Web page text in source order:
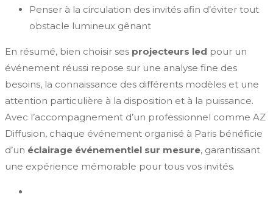
Penser à la circulation des invités afin d’éviter tout
obstacle lumineux gênant
En résumé, bien choisir ses projecteurs led pour un
événement réussi repose sur une analyse fine des
besoins, la connaissance des différents modèles et une
attention particulière à la disposition et à la puissance.
Avec l’accompagnement d’un professionnel comme AZ
Diffusion, chaque événement organisé à Paris bénéficie
d’un éclairage événementiel sur mesure, garantissant
une expérience mémorable pour tous vos invités.